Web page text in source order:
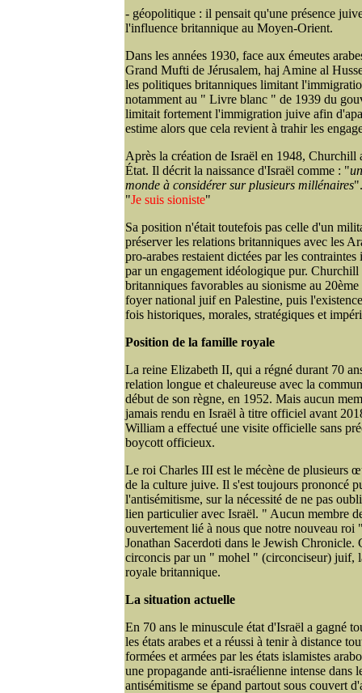
- géopolitique : il pensait qu'une présence
l'influence britannique au Moyen-Orient.
Dans les années 1930, face aux émeutes
Grand Mufti de Jérusalem, haj Amine al
les politiques britanniques limitant
notamment au " Livre blanc " de 1939 du
limitait fortement l'immigration juive afin
estime alors que cela revient à trahir les
Après la création de Israël en 1948,
État. Il décrit la naissance d'Israël comme : "
monde à considérer sur plusieurs millénaires
"Je suis sioniste"
Sa position n'était toutefois pas celle d'un
préserver les relations britanniques avec les
pro-arabes restaient dictées par les
par un engagement idéologique pur.
britanniques favorables au sionisme au
foyer national juif en Palestine, puis
fois historiques, morales, stratégiques et
Position de la famille royale
La reine Elizabeth II, qui a régné durant 70
relation longue et chaleureuse avec la
début de son règne, en 1952. Mais aucun
jamais rendu en Israël à titre officiel avant
William a effectué une visite officielle sans
boycott officieux.
Le roi Charles III est le mécène de plusieurs
de la culture juive. Il s'est toujours prononcé
l'antisémitisme, sur la nécessité de ne pas
lien particulier avec Israël. " Aucun membre
ouvertement lié à nous que notre nouveau
Jonathan Sacerdoti dans le Jewish Chronicle.
circoncis par un " mohel " (circonciseur) juif,
royale britannique.
La situation actuelle
En 70 ans le minuscule état d'Israël a gagné
les états arabes et a réussi à tenir à distance
formées et armées par les états islamistes
une propagande anti-israélienne intense dans
antisémitisme se épand partout sous couvert